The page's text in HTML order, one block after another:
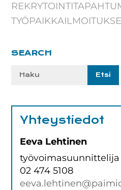
Ensisijainen
SEARCH
Etsi
Yhteystiedot
Eeva Lehtinen
työvoimasuunnittelija
02 474 5108